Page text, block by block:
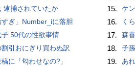
逮捕されていたか
すぎ」Number_iに落胆
50代の性欲事情
引おにぎり買わぬ訳
に「匂わせなの?」
15. ケ
16. く
17. 森
18. 子
19. あ